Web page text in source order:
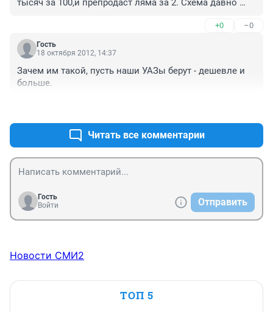
тысяч за 100,и препродаст ляма за 2. Схема давно
+0 –0
Гость
18 октября 2012, 14:37
Зачем им такой, пусть наши УАЗы берут - дешевле и
больше.
Читать все комментарии
Гость
Войти
Отправить
Новости СМИ2
ТОП 5